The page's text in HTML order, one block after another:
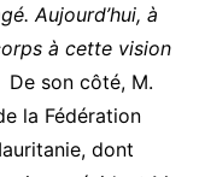
Aujourd’hui, à
à cette vision
De son côté, M.
la Fédération
dont